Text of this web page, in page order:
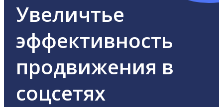
Увеличтье
эффективность
продвижения в
соцсетях